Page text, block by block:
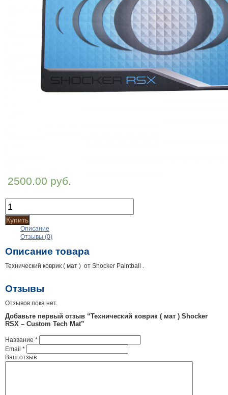
2500.00 руб.
Купить
Описание
Отзывы (0)
Описание товара
Технический коврик ( мат ) от Shocker Paintball .
Отзывы
Отзывов пока нет.
Добавьте первый отзыв “Технический коврик ( мат ) Shocker
RSX – Custom Tech Mat”
Название *
Email *
Ваш отзыв